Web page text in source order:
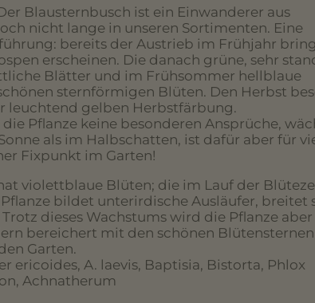
Blausternbusch ist ein Einwanderer aus
nicht lange in unseren Sortimenten. Eine
bereits der Austrieb im Frühjahr
erscheinen. Die danach grüne, sehr
Blätter und im Frühsommer hellblaue
sternförmigen Blüten. Den Herbst
leuchtend gelben Herbstfärbung.
Pflanze keine besonderen Ansprüche,
als im Halbschatten, ist dafür aber für
Fixpunkt im Garten!
violettblaue Blüten; die im Lauf der
bildet unterirdische Ausläufer, breitet
dieses Wachstums wird die Pflanze aber
bereichert mit den schönen
Garten.
ericoides, A. laevis, Baptisia, Bistorta, Phlox
Achnatherum